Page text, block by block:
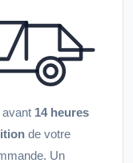
14 heures
de votre
Un